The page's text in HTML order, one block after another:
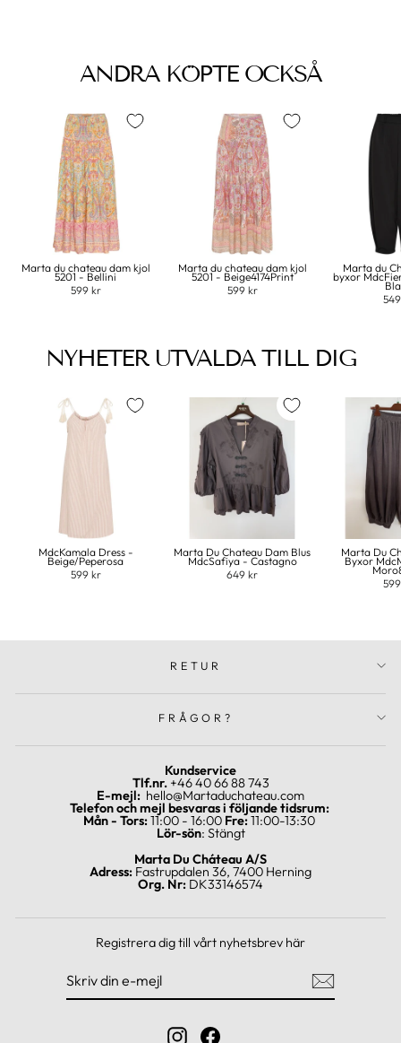
ANDRA KÖPTE OCKSÅ
Marta du chateau dam kjol
5201 - Bellini
599 kr
Marta du chateau dam kjol
5201 - Beige4174Print
599 kr
Marta du
byxor
NYHETER UTVALDA TILL DIG
MdcKamala Dress -
Beige/Peperosa
599 kr
Marta Du Chateau Dam Blus
MdcSafiya - Castagno
649 kr
Marta Du
Byxor
RETUR
FRÅGOR?
Kundservice
Tlf.nr.+46 40 66 88 743
E-mejl: hello@Martaduchateau.com
Telefon och mejl besvaras i följande tidsrum:
Mån - Tors:11:00 - 16:00 Fre:11:00-13:30
Lör-sön: Stängt
Marta Du Cháteau A/S
Adress: Fastrupdalen 36, 7400 Herning
Org. Nr: DK33146574
Registrera dig till vårt nyhetsbrev här
InstagramFacebook